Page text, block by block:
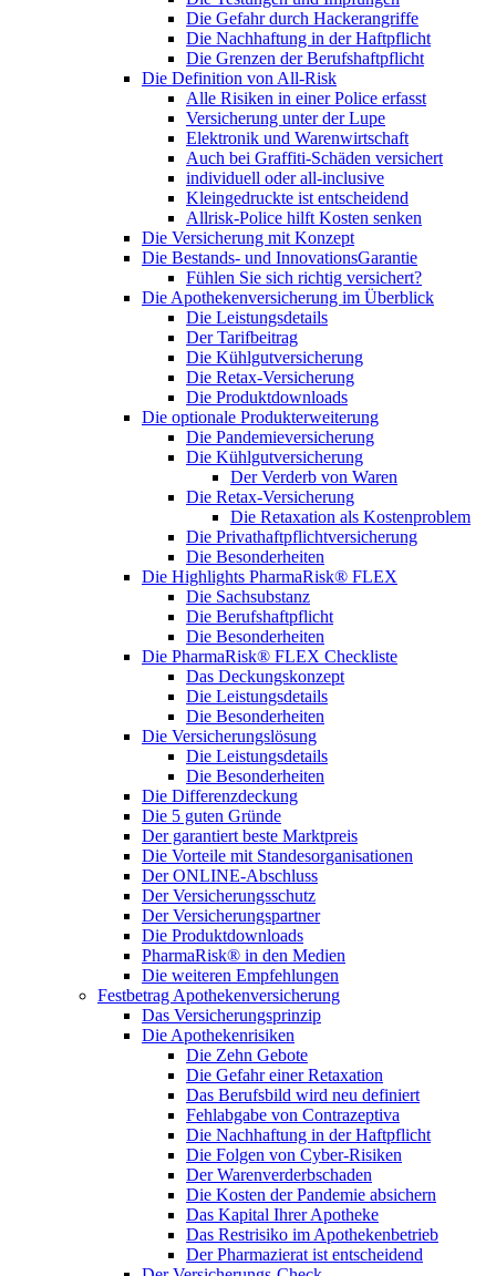
Die Gefahr durch Hackerangriffe
Die Nachhaftung in der Haftpflicht
Die Grenzen der Berufshaftpflicht
Die Definition von All-Risk
Alle Risiken in einer Police erfasst
Versicherung unter der Lupe
Elektronik und Warenwirtschaft
Auch bei Graffiti-Schäden versichert
individuell oder all-inclusive
Kleingedruckte ist entscheidend
Allrisk-Police hilft Kosten senken
Die Versicherung mit Konzept
Die Bestands- und InnovationsGarantie
Fühlen Sie sich richtig versichert?
Die Apothekenversicherung im Überblick
Die Leistungsdetails
Der Tarifbeitrag
Die Kühlgutversicherung
Die Retax-Versicherung
Die Produktdownloads
Die optionale Produkterweiterung
Die Pandemieversicherung
Die Kühlgutversicherung
Der Verderb von Waren
Die Retax-Versicherung
Die Retaxation als Kostenproblem
Die Privathaftpflichtversicherung
Die Besonderheiten
Die Highlights PharmaRisk® FLEX
Die Sachsubstanz
Die Berufshaftpflicht
Die Besonderheiten
Die PharmaRisk® FLEX Checkliste
Das Deckungskonzept
Die Leistungsdetails
Die Besonderheiten
Die Versicherungslösung
Die Leistungsdetails
Die Besonderheiten
Die Differenzdeckung
Die 5 guten Gründe
Der garantiert beste Marktpreis
Die Vorteile mit Standesorganisationen
Der ONLINE-Abschluss
Der Versicherungsschutz
Der Versicherungspartner
Die Produktdownloads
PharmaRisk® in den Medien
Die weiteren Empfehlungen
Festbetrag Apothekenversicherung
Das Versicherungsprinzip
Die Apothekenrisiken
Die Zehn Gebote
Die Gefahr einer Retaxation
Das Berufsbild wird neu definiert
Fehlabgabe von Contrazeptiva
Die Nachhaftung in der Haftpflicht
Die Folgen von Cyber-Risiken
Der Warenverderbschaden
Die Kosten der Pandemie absichern
Das Kapital Ihrer Apotheke
Das Restrisiko im Apothekenbetrieb
Der Pharmazierat ist entscheidend